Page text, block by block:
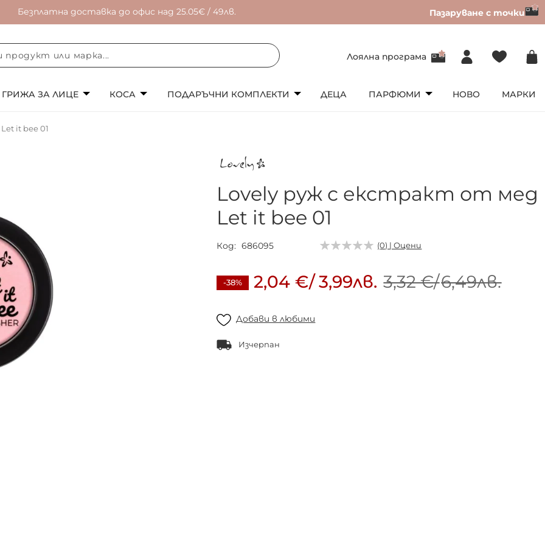
Безплатна доставка до офис над 25.05€ / 49лв. Пазаруване с точки
Лоялна програма
ГРИЖА ЗА ЛИЦЕ КОСА ПОДАРЪЧНИ КОМПЛЕКТИ ДЕЦА ПАРФЮМИ НОВО МАРКИ
it bee 01
Lovely руж с екстракт от мед
Let it bee 01
Код 686095 (0) | Оцени
-38% 2,04 €/3,99лв. 3,32 €/6,49лв.
Добави в любими
Изчерпан